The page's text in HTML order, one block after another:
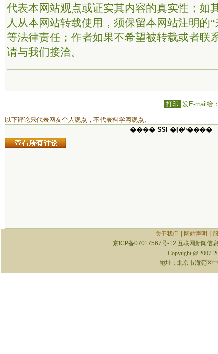
代表本网站观点或证实其内容的真实性；如
人从本网站转载使用，须保留本网站注明的
等法律责任；作者如果不希望被转载或者联
请与我们接洽。
打印 发E-mail给
以下评论只代表网友个人观点，不代表科学网观点。
���� SSI �ļ�ʱ����
关于我们 网站声明
京ICP备07017567号-12 互联网新闻信
Copyright @ 2007-
地址：北京市海淀区